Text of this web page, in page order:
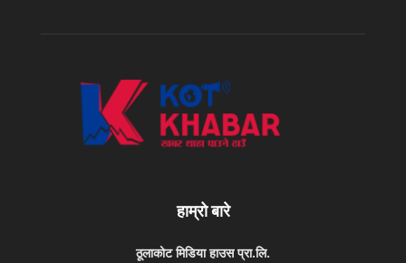
हाम्रो बारे
ठूलाकोट मिडिया हाउस प्रा.लि.